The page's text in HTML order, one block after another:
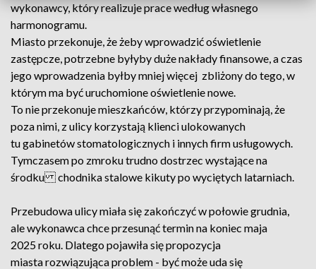
wykonawcy, który realizuje prace według własnego
harmonogramu.
Miasto przekonuje, że żeby wprowadzić oświetlenie
zastępcze, potrzebne byłyby duże nakłady finansowe, a czas
jego wprowadzenia byłby mniej więcej zbliżony do tego, w
którym ma być uruchomione oświetlenie nowe.
To nie przekonuje mieszkańców, którzy przypominają, że
poza nimi, z ulicy korzystają klienci ulokowanych
tu gabinetów stomatologicznych i innych firm usługowych.
Tymczasem po zmroku trudno dostrzec wystające na
środku chodnika stalowe kikuty po wyciętych latarniach.
Przebudowa ulicy miała się zakończyć w połowie grudnia,
ale wykonawca chce przesunąć termin na koniec maja
2025 roku. Dlatego pojawiła się propozycja
miasta rozwiązująca problem - być może uda się